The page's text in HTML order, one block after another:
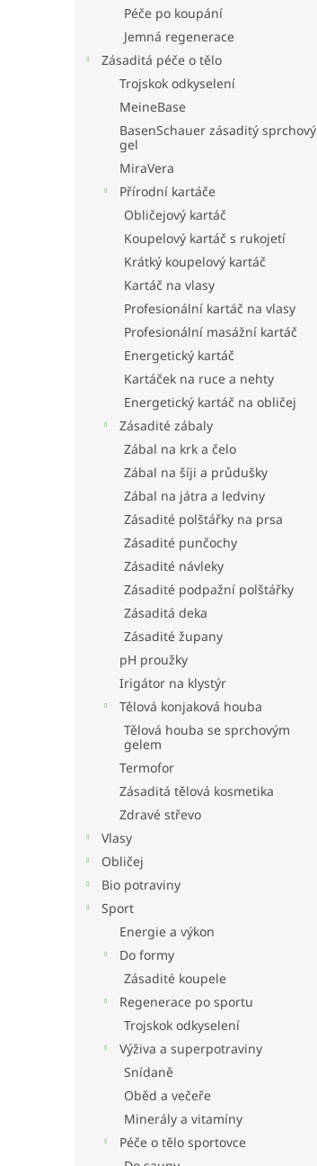
Péče po koupání
Jemná regenerace
Zásaditá péče o tělo
Trojskok odkyselení
MeineBase
BasenSchauer zásaditý sprchový
gel
MiraVera
Přírodní kartáče
Obličejový kartáč
Koupelový kartáč s rukojetí
Krátký koupelový kartáč
Kartáč na vlasy
Profesionální kartáč na vlasy
Profesionální masážní kartáč
Energetický kartáč
Kartáček na ruce a nehty
Energetický kartáč na obličej
Zásadité zábaly
Zábal na krk a čelo
Zábal na šíji a průdušky
Zábal na játra a ledviny
Zásadité polštářky na prsa
Zásadité punčochy
Zásadité návleky
Zásadité podpažní polštářky
Zásaditá deka
Zásadité župany
pH proužky
Irigátor na klystýr
Tělová konjaková houba
Tělová houba se sprchovým
gelem
Termofor
Zásaditá tělová kosmetika
Zdravé střevo
Vlasy
Obličej
Bio potraviny
Sport
Energie a výkon
Do formy
Zásadité koupele
Regenerace po sportu
Trojskok odkyselení
Výživa a superpotraviny
Snídaně
Oběd a večeře
Minerály a vitamíny
Péče o tělo sportovce